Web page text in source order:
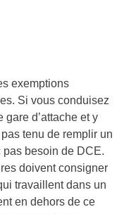
exemptions
Si vous conduisez
d’attache et y
tenu de remplir un
pas besoin de DCE.
doivent consigner
travaillent dans un
en dehors de ce